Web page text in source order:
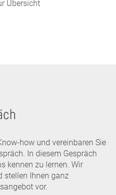
Übersicht
how und vereinbaren Sie
In diesem Gespräch
kennen zu lernen. Wir
stellen Ihnen ganz
vor.